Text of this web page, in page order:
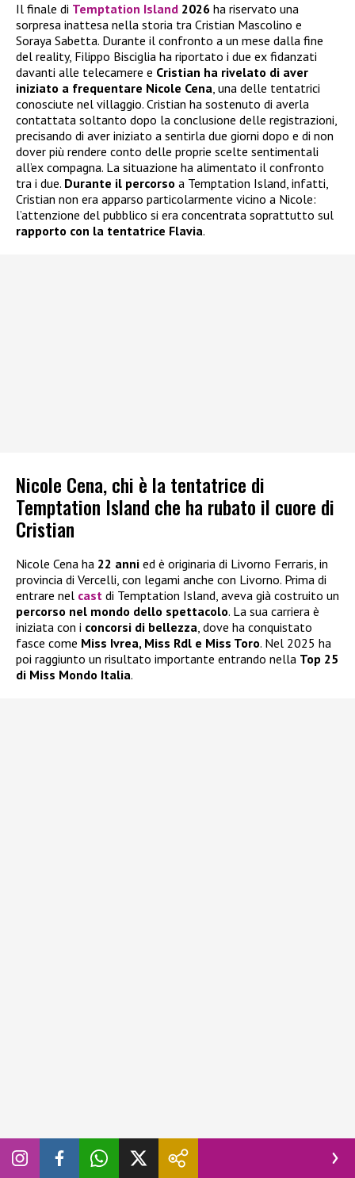
Il finale di Temptation Island 2026 ha riservato una
sorpresa inattesa nella storia tra Cristian Mascolino e
Soraya Sabetta. Durante il confronto a un mese dalla fine
del reality, Filippo Bisciglia ha riportato i due ex fidanzati
davanti alle telecamere e Cristian ha rivelato di aver
iniziato a frequentare Nicole Cena, una delle tentatrici
conosciute nel villaggio. Cristian ha sostenuto di averla
contattata soltanto dopo la conclusione delle registrazioni,
precisando di aver iniziato a sentirla due giorni dopo e di non
dover più rendere conto delle proprie scelte sentimentali
all’ex compagna. La situazione ha alimentato il confronto
tra i due. Durante il percorso a Temptation Island, infatti,
Cristian non era apparso particolarmente vicino a Nicole:
l’attenzione del pubblico si era concentrata soprattutto sul
rapporto con la tentatrice Flavia.
Nicole Cena, chi è la tentatrice di
Temptation Island che ha rubato il cuore di
Cristian
Nicole Cena ha 22 anni ed è originaria di Livorno Ferraris, in
provincia di Vercelli, con legami anche con Livorno. Prima di
entrare nel cast di Temptation Island, aveva già costruito un
percorso nel mondo dello spettacolo. La sua carriera è
iniziata con i concorsi di bellezza, dove ha conquistato
fasce come Miss Ivrea, Miss Rdl e Miss Toro. Nel 2025 ha
poi raggiunto un risultato importante entrando nella Top 25
di Miss Mondo Italia.